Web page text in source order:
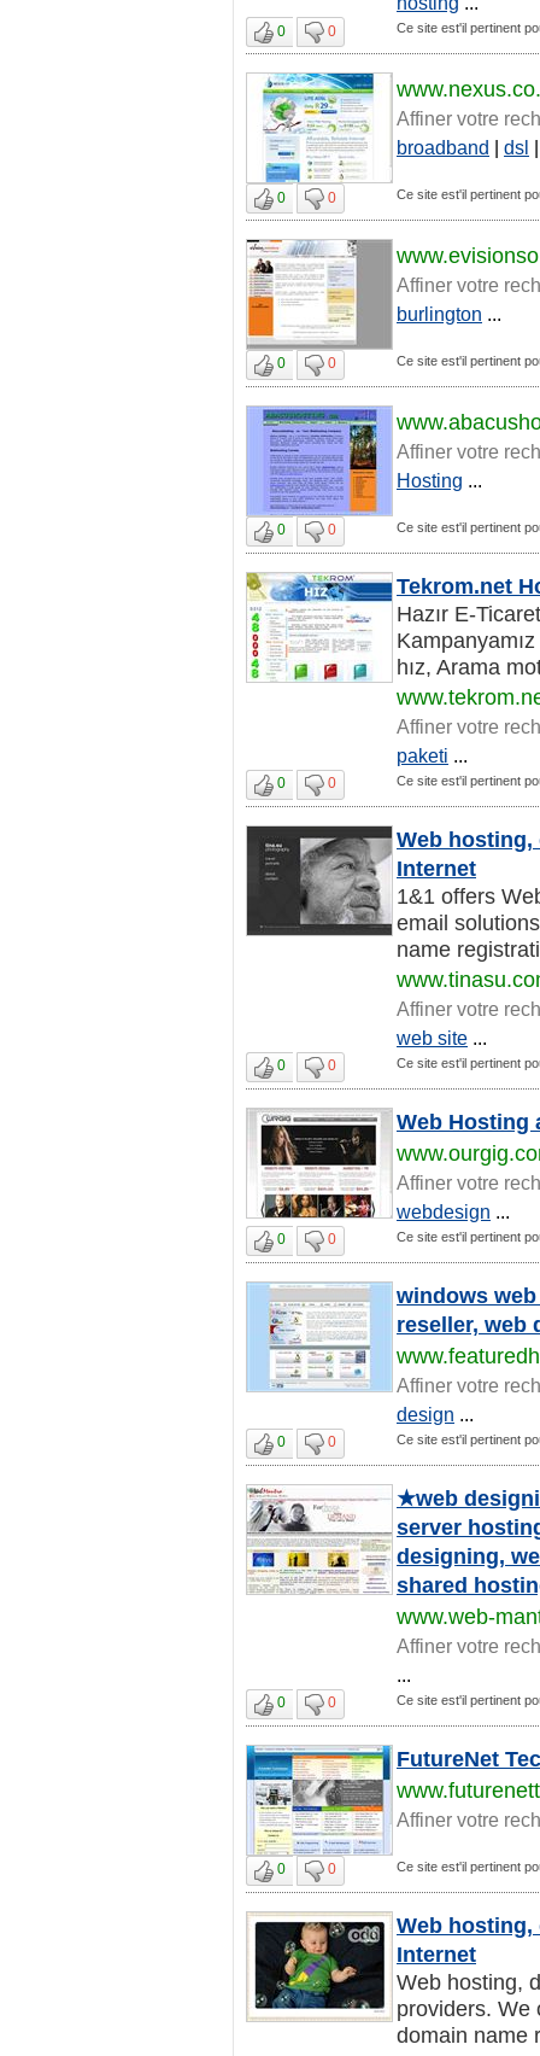
0 0 Ce site est'il pertinent
Affiner votre
broadband | dsl
0 0 Ce site est'il pertinent
Affiner votre
burlington ...
0 0 Ce site est'il pertinent
Affiner votre
Hosting ...
0 0 Ce site est'il pertinent
Tekrom.net
Hazır E-
hız, Arama
Affiner votre
paketi ...
0 0 Ce site est'il pertinent
Web hosting,
Internet
1&1 offers
email
name
Affiner votre
web site ...
0 0 Ce site est'il pertinent
Web Hosting
Affiner votre
webdesign ...
0 0 Ce site est'il pertinent
windows
reseller, web
Affiner votre
design ...
0 0 Ce site est'il pertinent
★web
server
designing,
shared
www.web-
Affiner votre
...
0 0 Ce site est'il pertinent
FutureNet
Affiner votre
0 0 Ce site est'il pertinent
Web hosting,
Internet
Web hosting,
providers. We
domain name